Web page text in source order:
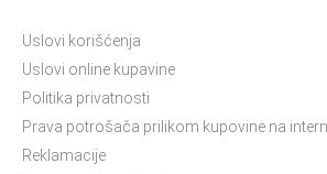
Uslovi korišćenja
Uslovi online kupavine
Politika privatnosti
Prava potrošača prilikom kupovine na
Reklamacije